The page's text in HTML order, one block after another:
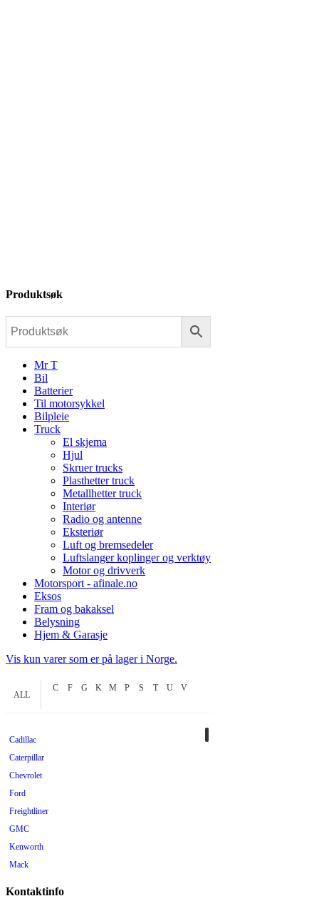
Produktsøk
Mr T
Bil
Batterier
Til motorsykkel
Bilpleie
Truck
El skjema
Hjul
Skruer trucks
Plasthetter truck
Metallhetter truck
Interiør
Radio og antenne
Eksteriør
Luft og bremsedeler
Luftslanger koplinger og verktøy
Motor og drivverk
Motorsport - afinale.no
Eksos
Fram og bakaksel
Belysning
Hjem & Garasje
Vis kun varer som er på lager i Norge.
ALL
C F G K M P S T U V
Cadillac
Caterpillar
Chevrolet
Ford
Freightliner
GMC
Kenworth
Mack
Kontaktinfo